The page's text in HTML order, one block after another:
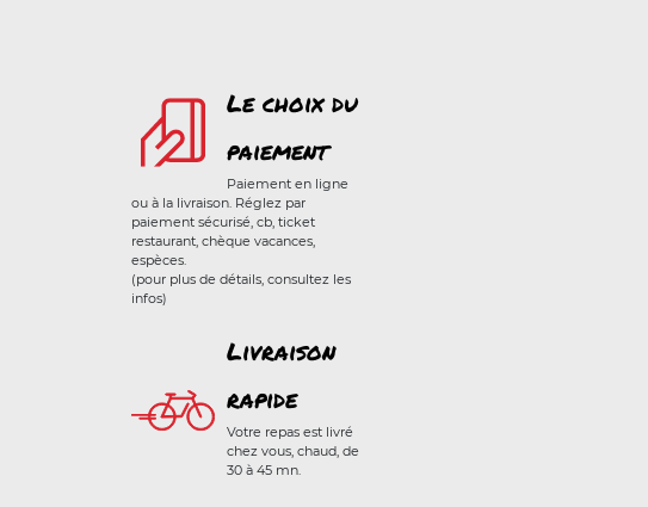
Le choix du
paiement
Paiement en ligne
ou à la livraison. Réglez par
paiement sécurisé, cb, ticket
restaurant, chèque vacances,
espèces.
(pour plus de détails, consultez les
infos)
Livraison
rapide
Votre repas est livré
chez vous, chaud, de
30 à 45 mn.